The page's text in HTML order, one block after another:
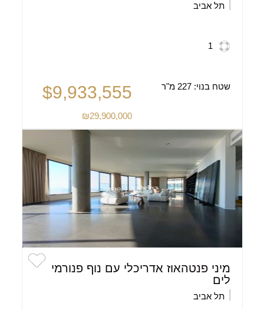
תל אביב
1
שטח בנוי:227 מ"ר $9,933,555
₪29,900,000
מיני פנטהאוז אדריכלי עם נוף פנורמי
לים
תל אביב